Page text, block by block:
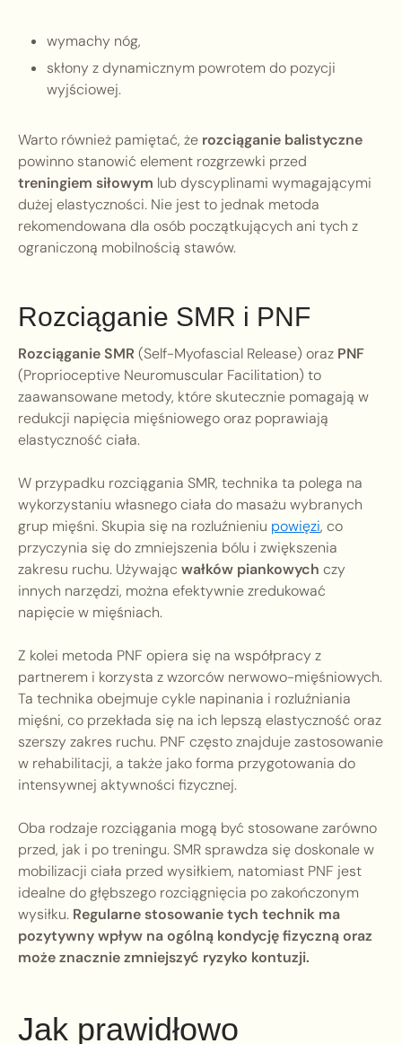
wymachy nóg,
skłony z dynamicznym powrotem do pozycji
wyjściowej.
Warto również pamiętać, że rozciąganie balistyczne
powinno stanowić element rozgrzewki przed
treningiem siłowym lub dyscyplinami wymagającymi
dużej elastyczności. Nie jest to jednak metoda
rekomendowana dla osób początkujących ani tych z
ograniczoną mobilnością stawów.
Rozciąganie SMR i PNF
Rozciąganie SMR (Self-Myofascial Release) oraz PNF
(Proprioceptive Neuromuscular Facilitation) to
zaawansowane metody, które skutecznie pomagają w
redukcji napięcia mięśniowego oraz poprawiają
elastyczność ciała.
W przypadku rozciągania SMR, technika ta polega na
wykorzystaniu własnego ciała do masażu wybranych
grup mięśni. Skupia się na rozluźnieniu powięzi, co
przyczynia się do zmniejszenia bólu i zwiększenia
zakresu ruchu. Używając wałków piankowych czy
innych narzędzi, można efektywnie zredukować
napięcie w mięśniach.
Z kolei metoda PNF opiera się na współpracy z
partnerem i korzysta z wzorców nerwowo-mięśniowych.
Ta technika obejmuje cykle napinania i rozluźniania
mięśni, co przekłada się na ich lepszą elastyczność oraz
szerszy zakres ruchu. PNF często znajduje zastosowanie
w rehabilitacji, a także jako forma przygotowania do
intensywnej aktywności fizycznej.
Oba rodzaje rozciągania mogą być stosowane zarówno
przed, jak i po treningu. SMR sprawdza się doskonale w
mobilizacji ciała przed wysiłkiem, natomiast PNF jest
idealne do głębszego rozciągnięcia po zakończonym
wysiłku. Regularne stosowanie tych technik ma
pozytywny wpływ na ogólną kondycję fizyczną oraz
może znacznie zmniejszyć ryzyko kontuzji.
Jak prawidłowo